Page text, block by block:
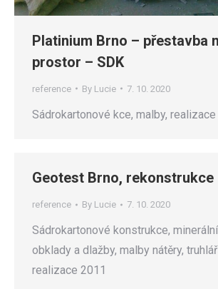
Platinium Brno – přestavba
prostor – SDK
reference By Lucie 7. 10. 2020
Sádrokartonové kce, malby, realizace
Geotest Brno, rekonstrukce
reference By Lucie 7. 10. 2020
Sádrokartonové konstrukce,
obklady a dlažby, malby nátěry,
realizace 2011